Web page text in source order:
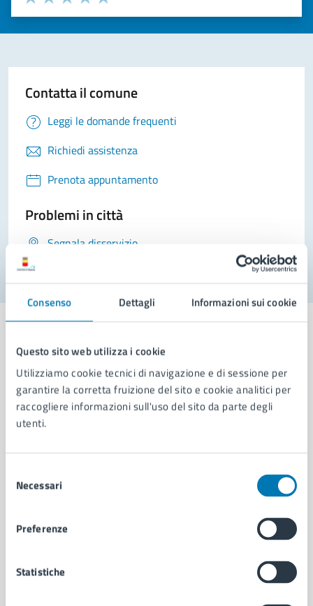
Consenso Dettagli Informazioni sui cookie
Questo sito web utilizza i cookie
Utilizziamo cookie tecnici di navigazione e di sessione per
garantire la corretta fruizione del sito e cookie analitici per
raccogliere informazioni sull'uso del sito da parte degli
utenti.
delNecessari
Preferenze
Statistiche
Valuta 5 stelle su 5
Valuta 4 stelle su 5
Valuta 3 stelle su 5
Valuta 2 stelle su 5
Valuta 1 stelle su 5
Contatta il comune
Leggi le domande frequenti
Richiedi assistenza
Prenota appuntamento
Problemi in città
Segnala disservizio
Comune di Napoli
AMMINISTRAZIONE
Municipalità
Uffici
Politici
Intranet, posta aziendale e protocollo